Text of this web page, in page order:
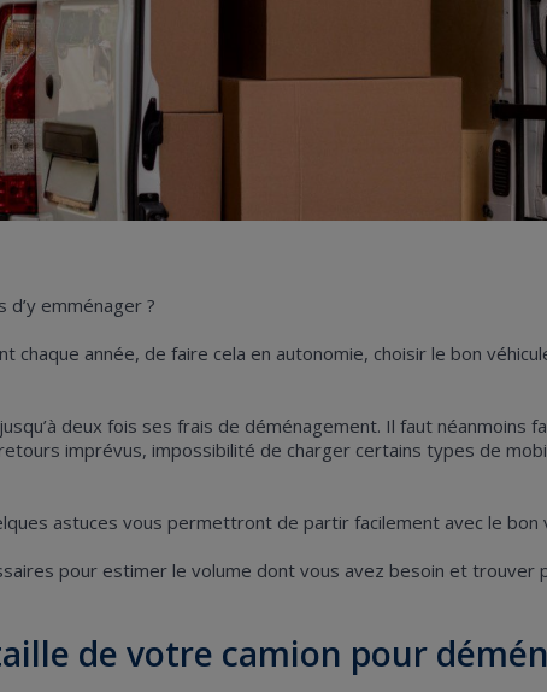
emménager ?
chaque année, de faire cela en autonomie, choisir le bon
deux fois ses frais de déménagement. Il faut néanmoins
imprévus, impossibilité de charger certains types de
astuces vous permettront de partir facilement avec le bon
pour estimer le volume dont vous avez besoin et trouver
de votre camion pour